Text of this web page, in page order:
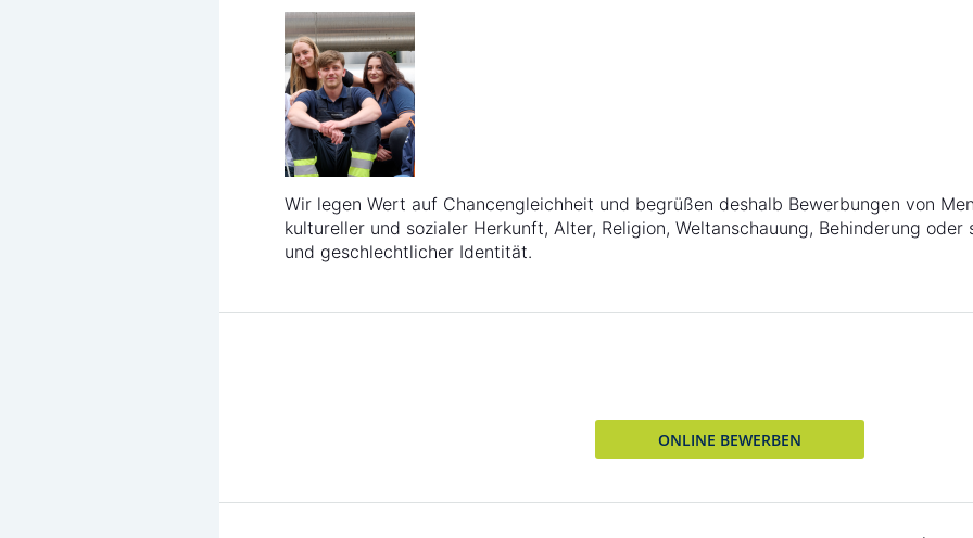
Wir legen Wert auf Chancengleichheit und begrüßen deshalb Bewerbungen von
kultureller und sozialer Herkunft, Alter, Religion, Weltanschauung, Behinderung oder
und geschlechtlicher Identität.
ONLINE BEWERBEN